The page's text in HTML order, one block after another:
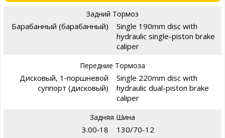
Задний Тормоз
Барабанный (барабанный)
Single 190mm disc with
hydraulic single-piston brake
caliper
Передние Тормоза
Дисковый, 1‑поршневой
суппорт (дисковый)
Single 220mm disc with
hydraulic dual-piston brake
caliper
Задняя Шина
3.00‑18 130/70-12